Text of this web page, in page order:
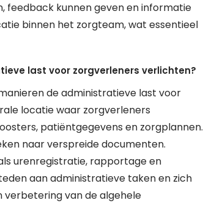
feedback kunnen geven en informatie
binnen het zorgteam, wat essentieel
last voor zorgverleners verlichten?
de administratieve last voor
locatie waar zorgverleners
patiëntgegevens en zorgplannen.
naar verspreide documenten.
urenregistratie, rapportage en
aan administratieve taken en zich
van de algehele